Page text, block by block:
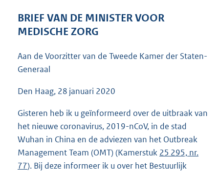
e
9
BRIEF VAN DE MINISTER VOOR
MEDISCHE ZORG
Aan de Voorzitter van de Tweede Kamer der Staten-
Generaal
Den Haag, 28 januari 2020
Gisteren heb ik u geïnformeerd over de uitbraak van
het nieuwe coronavirus, 2019-nCoV, in de stad
Wuhan in China en de adviezen van het Outbreak
Management Team (OMT) (Kamerstuk 25 295, nr.
77). Bij deze informeer ik u over het Bestuurlijk